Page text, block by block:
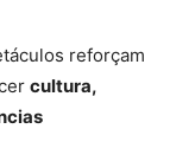
reforçam
cultura,